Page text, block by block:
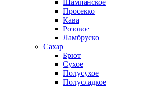
Шампанское
Просекко
Кава
Розовое
Ламбруско
Сахар
Брют
Сухое
Полусухое
Полусладкое